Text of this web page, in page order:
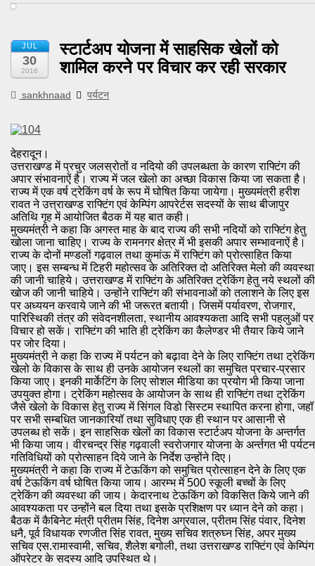
JUL
30
2016
स्टार्टअप योजना में साहसिक खेलों को
शामिल करने पर विचार कर रही सरकार
sankhnaad पर्यटन
देहरादून।
उत्तराखण्ड में प्रचुर जलस्रोतों व नदियो की उपलब्धता के कारण राफ्टिंग की
अपार संभावनाऐं है। राज्य में जल खेलो का अच्छा विकास किया जा सकता है।
राज्य में एक वर्ष ट्रेकिंग वर्ष के रूप में घोषित किया जायेगा। मुख्यमंत्री हरीश
रावत ने उत्त्राखण्ड राफ्टिंग एवं केम्पिंग आपरेर्टस सदस्यों के साथ बीजापुर
अतिथि गृह में आयोजित बैठक में यह बात कही।
मुख्यमंत्री ने कहा कि अगस्त माह के बाद राज्य की सभी नदियों को राफ्टिंग हेतु
खोला जाना चाहिए। राज्य के रामनगर क्षेत्र में भी इसकी अपार सम्भावनाऐं है।
राज्य के दोनों मण्डलों गढ़वाल तथा कुमांऊ में राफ्टिंग को प्रोत्साहित किया
जाए। इस सम्बन्ध में टिहरी महोत्सव के अतिरिक्त दो अतिरिक्त मेलो की व्यवस्था
की जानी चाहिये। उत्तराखण्ड में राफ्टिंग के अतिरिक्त ट्रेकिंग हेतु नये स्थलों की
खोज की जानी चाहिये। उन्होंने राफ्टिंग की संभावनाओं को तलाशने के लिए इस
पर अध्ययन करवाये जाने की भी जरूरत बतायी। जिसमें पर्यावरण, रोजगार,
पारिस्थिकी तंत्र की संवेदनशीलता, स्थानीय आवश्यकता आदि सभी पहलुओं पर
विचार हो सकें। राफ्टिंग की भाति ही ट्रेकिंग का कैलेण्डर भी तैयार किये जाने
पर जोर दिया।
मुख्यमंत्री ने कहा कि राज्य में पर्यटन को बढ़ावा देने के लिए राफ्टिंग तथा ट्रेकिंग
खेलो के विकास के साथ ही उनके आयोजन स्थलों का समुचित प्रचार-प्रसार
किया जाए। इनकी मार्केटिंग के लिए सोशल मीडिया का प्रयोग भी किया जाना
उपयुक्त होगा। ट्रेकिंग महोत्सव के आयोजन के साथ ही राफ्टिंग तथा ट्रेकिंग
जैसे खेलो के विकास हेतु राज्य में सिंगल विडो सिस्टम स्थापित करना होगा, जहॉ
पर सभी सम्बधित जानकारियॉ तथा सुविधाए एक ही स्थान पर आसानी से
उपलब्ध हो सकें। इन साहसिक खेलों का विकास स्टार्टअप योजना के अन्तर्गत
भी किया जाय। वीरचन्द्र सिंह गढ़वाली स्वरोजगार योजना के अर्न्तगत भी पर्यटन
गतिविधियों को प्रोत्साहन दिये जाने के निर्देश उन्होंने दिए।
मुख्यमंत्री ने कहा कि राज्य में टेऊकिंग को समुचित प्रोत्साहन देने के लिए एक
वर्ष टेऊकिंग वर्ष घोषित किया जाय। आरम्भ में 500 स्कूली बच्चों के लिए
ट्रेकिंग की व्यवस्था की जाय। केदारनाथ टेऊकिंग को विकसित किये जाने की
आवश्यकता पर उन्होंने बल दिया तथा इसके प्रशिक्षण पर ध्यान देने को कहा।
बैठक में कैबिनेट मंत्री प्रीतम सिंह, दिनेश अग्रवाल, प्रीतम सिंह पंवार, दिनेश
धनै, पूर्व विधायक रणजीत सिंह रावत, मुख्य सचिव शत्रुघ्न सिंह, अपर मुख्य
सचिव एस.रामास्वामी, सचिव, शैलेश बगोली, तथा उत्तराखण्ड राफ्टिंग एवं केम्पिंग
ऑपरेटर के सदस्य आदि उपस्थित थे।